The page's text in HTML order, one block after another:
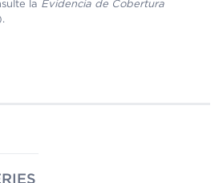
la Evidencia de Cobertura